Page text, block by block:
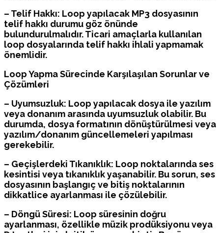
– Telif Hakkı: Loop yapılacak MP3 dosyasının
telif hakkı durumu göz önünde
bulundurulmalıdır. Ticari amaçlarla kullanılan
loop dosyalarında telif hakkı ihlali yapmamak
önemlidir.
Loop Yapma Sürecinde Karşılaşılan Sorunlar ve
Çözümleri
– Uyumsuzluk: Loop yapılacak dosya ile yazılım
veya donanım arasında uyumsuzluk olabilir. Bu
durumda, dosya formatının dönüştürülmesi veya
yazılım/donanım güncellemeleri yapılması
gerekebilir.
– Geçişlerdeki Tıkanıklık: Loop noktalarında ses
kesintisi veya tıkanıklık yaşanabilir. Bu sorun, ses
dosyasının başlangıç ve bitiş noktalarının
dikkatlice ayarlanması ile çözülebilir.
– Döngü Süresi: Loop süresinin doğru
ayarlanması, özellikle müzik prodüksiyonu veya